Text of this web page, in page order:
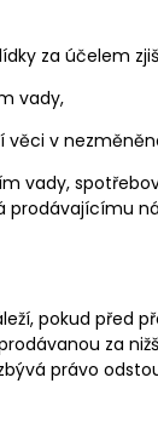
za účelem
vady,
věci v
vady,
pokud před
za
právo